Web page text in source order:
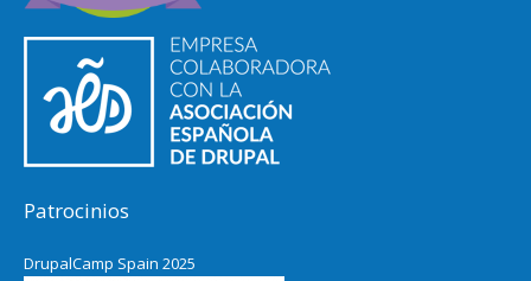
Patrocinios
DrupalCamp Spain 2025